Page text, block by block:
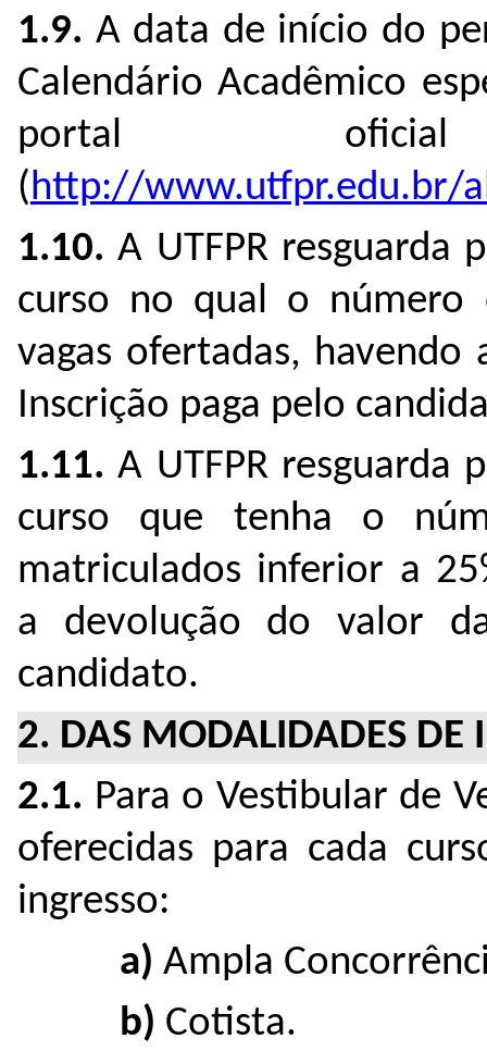
1.9. A data de início do
Calendário Acadêmico
portal
(http://www.utfpr.edu.br/
1.10. A UTFPR
curso no qual o
vagas ofertadas,
Inscrição paga pelo
1.11. A UTFPR
curso que tenha o
matriculados inferior a
a devolução do valor
candidato.
2. DAS MODALIDADES DE
2.1. Para o Vestibular de
oferecidas para cada
ingresso:
a) Ampla
b) Cotista.